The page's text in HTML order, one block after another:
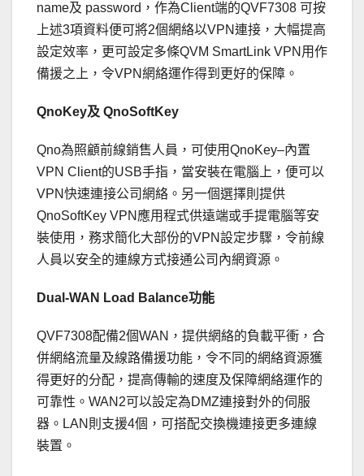
name及 password，作為Client端的QVF7308 可按
上述3項資料便可將2個網絡以VPN連接，大幅提高
設定效率，更可設定多條QVM SmartLink VPN用作
備援之上，令VPN網絡運作得到更好的保障。
QnoKey及 QnoSoftKey
Qno為照顧前線銷售人員，可使用QnoKey–內置
VPN Client的USB手指，當安裝在電腦上，便可以
VPN快速連接公司網絡。另一個選擇則提供
QnoSoftKey VPN應用程式供遠端或手提電腦等安
裝使用，務求簡化大部份的VPN設定步驟，令前線
人員以安全的連線方式接通公司內網資源。
Dual-WAN Load Balance功能
QVF7308配備2個WAN，提供網絡的負載平衝，合
併網絡流量及線路備援功能，令不同的網絡資源獲
得更好的分配，提高傳輸的速度及保障網絡運作的
可靠性。WAN2可以設定為DMZ連接對外的伺服
器。LAN則支援4個，可搭配交換機連接更多連線
裝置。